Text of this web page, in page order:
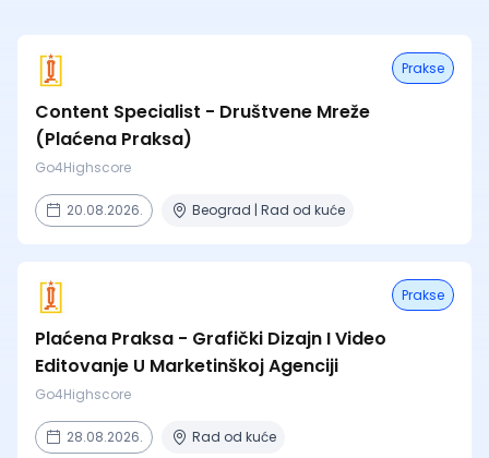
Prakse
Content Specialist - Društvene Mreže
(Plaćena Praksa)
Go4Highscore
20.08.2026. Beograd | Rad od kuće
Prakse
Plaćena Praksa - Grafički Dizajn I Video
Editovanje U Marketinškoj Agenciji
Go4Highscore
28.08.2026. Rad od kuće